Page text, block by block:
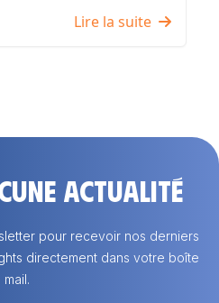
Lire la suite
actualité
pour recevoir nos derniers
directement dans votre boîte
mail.